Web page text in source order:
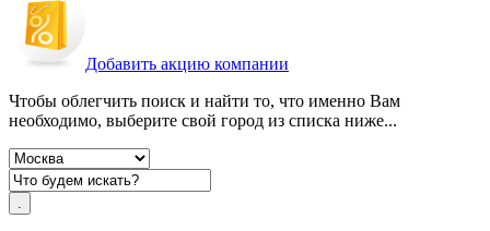
Добавить акцию компании
Чтобы облегчить поиск и найти то, что именно Вам
необходимо, выберите свой город из списка ниже...